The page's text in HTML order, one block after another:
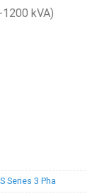
kVA)
Series 3 Pha